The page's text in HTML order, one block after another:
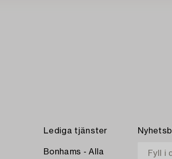
Lediga tjänster
Bonhams - Alla